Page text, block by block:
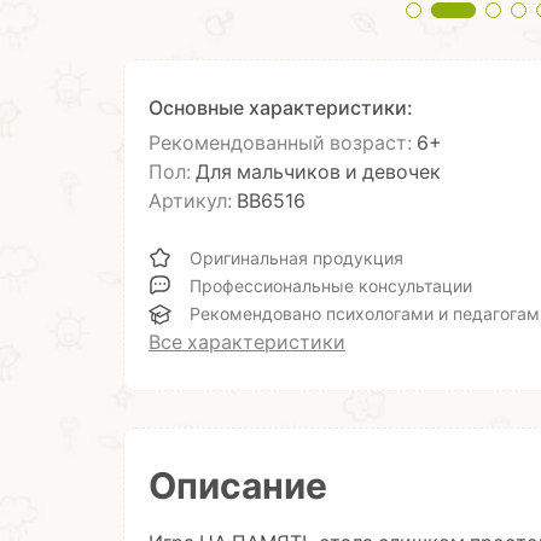
Основные характеристики:
Рекомендованный возраст: 6+
Пол: Для мальчиков и девочек
Артикул: ВВ6516
Оригинальная продукция
Профессиональные консультации
Рекомендовано психологами и
Все характеристики
Описание